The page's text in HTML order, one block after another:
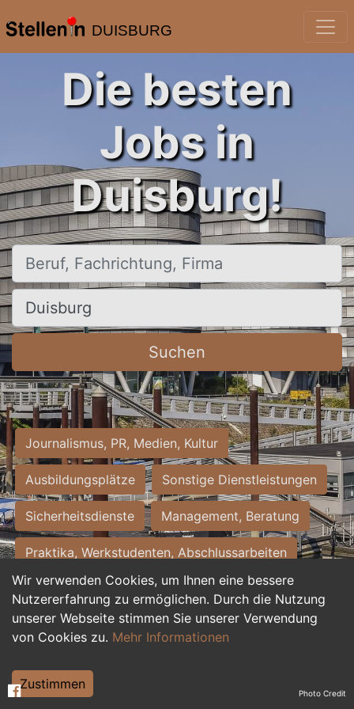
DUISBURG
Wir verwenden Cookies, um Ihnen eine bessere
Nutzererfahrung zu ermöglichen. Durch die Nutzung
unserer Webseite stimmen Sie unserer Verwendung
von Cookies zu. Mehr Informationen
Zustimmen
Die besten
Jobs in
Duisburg!
Beruf, Fachrichtung, Firma
Ort, Stadt
Suchen
Journalismus, PR, Medien, Kultur
Ausbildungsplätze Sonstige Dienstleistungen
Sicherheitsdienste Management, Beratung
Praktika, Werkstudenten, Abschlussarbeiten
Personalwesen Assistenz, Sekretariat
Hilfskräfte, Aushilfs- und Nebenjobs
Weiterbildung, Studium, duale Ausbildung Photo Credit